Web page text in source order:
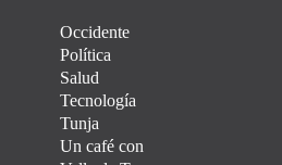
Occidente
Política
Salud
Tecnología
Tunja
Un café con